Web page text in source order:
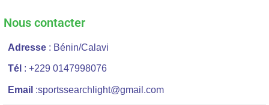
Nous contacter
Adresse : Bénin/Calavi
Tél : +229 0147998076
Email :sportssearchlight@gmail.com